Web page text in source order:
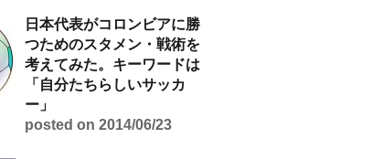
日本代表がコロンビアに勝
つためのスタメン・戦術を
考えてみた。キーワードは
「自分たちらしいサッカ
ー」
posted on 2014/06/23